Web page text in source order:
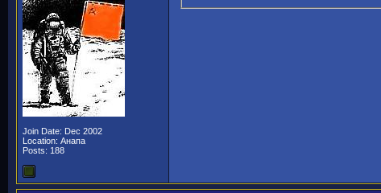
Join Date: Dec 2002
Location: Анапа
Posts: 188